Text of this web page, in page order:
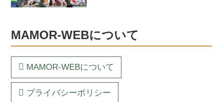
MAMOR-WEBについて
MAMOR-WEBについて
プライバシーポリシー